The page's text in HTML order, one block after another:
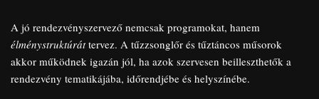
A jó rendezvényszervező nemcsak programokat, hanem
élménystruktúráttervez. A tűzzsonglőr és tűztáncos műsorok
akkor működnek igazán jól, ha azok szervesen beilleszthetők a
rendezvény tematikájába, időrendjébe és helyszínébe.